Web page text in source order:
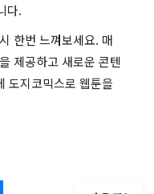
다.
한번 느껴보세요. 매
제공하고 새로운 콘텐
도지코믹스로 웹툰을